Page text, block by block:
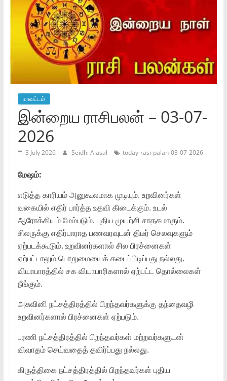
மாவட்டம்
இன்றைய ராசிபலன் – 03-07-
2026
3 July 2026 Seidhi Alasal today-rasi-palan-03-07-2026
மேஷம்:
எடுத்த காரியம் அனுகூலமாக முடியும். உறவினர்கள்
வகையில் எதிர் பார்த்த உதவி கிடைக்கும். உடல்
ஆரோக்கியம் மேம்படும். புதிய முயற்சி சாதகமாகும்.
சிலருக்கு எதிர்பாராத பணவரவுடன் திடீர் செலவுகளும்
ஏற்படக்கூடும். உறவினர்களால் சில பிரச்னைகள்
ஏற்பட்டாலும் பொறுமையைக் கடைப்பிடிப்பது நல்லது.
வியாபாரத்தில் சக வியாபாரிகளால் ஏற்பட்ட தொல்லைகள்
நீங்கும்.
அசுவினி நட்சத்திரத்தில் பிறந்தவர்களுக்கு தந்தைவழி
உறவினர்களால் பிரச்னைகள் ஏற்படும்.
பரணி நட்சத்திரத்தில் பிறந்தவர்கள் மற்றவர்களுடன்
விவாதம் செய்வதைத் தவிர்ப்பது நல்லது.
கிருத்திகை நட்சத்திரத்தில் பிறந்தவர்கள் புதிய